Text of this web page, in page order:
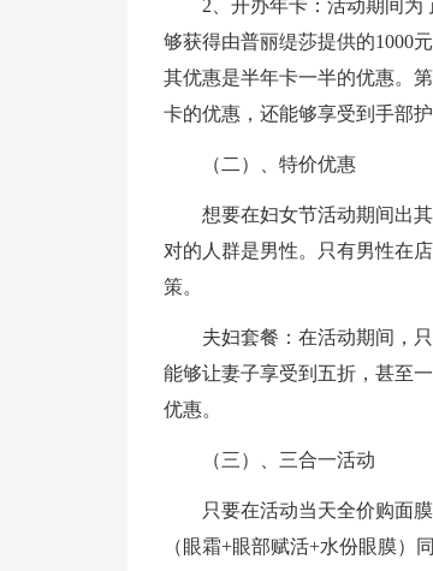
2、开办年卡：活动期间
够获得由普丽缇莎提供的1000
其优惠是半年卡一半的优惠。
卡的优惠，还能够享受到手部
（二）、特价优惠
想要在妇女节活动期间出
对的人群是男性。只有男性在
策。
夫妇套餐：在活动期间，
能够让妻子享受到五折，甚至
优惠。
（三）、三合一活动
只要在活动当天全价购面
（眼霜+眼部赋活+水份眼膜）